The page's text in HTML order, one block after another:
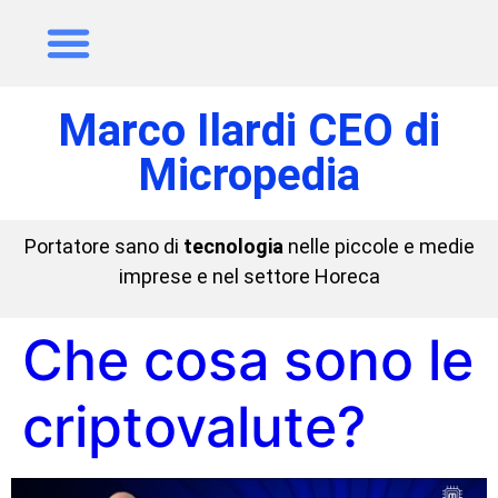
Marco Ilardi CEO di
Micropedia
Portatore sano di tecnologia nelle piccole e medie
imprese e nel settore Horeca
Che cosa sono le
criptovalute?